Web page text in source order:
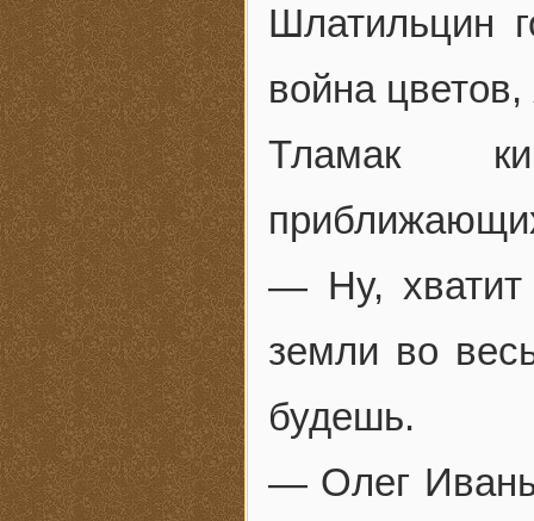
Шлатильцин
война
Тламак
— Ну,
земли во
будешь.
— Олег